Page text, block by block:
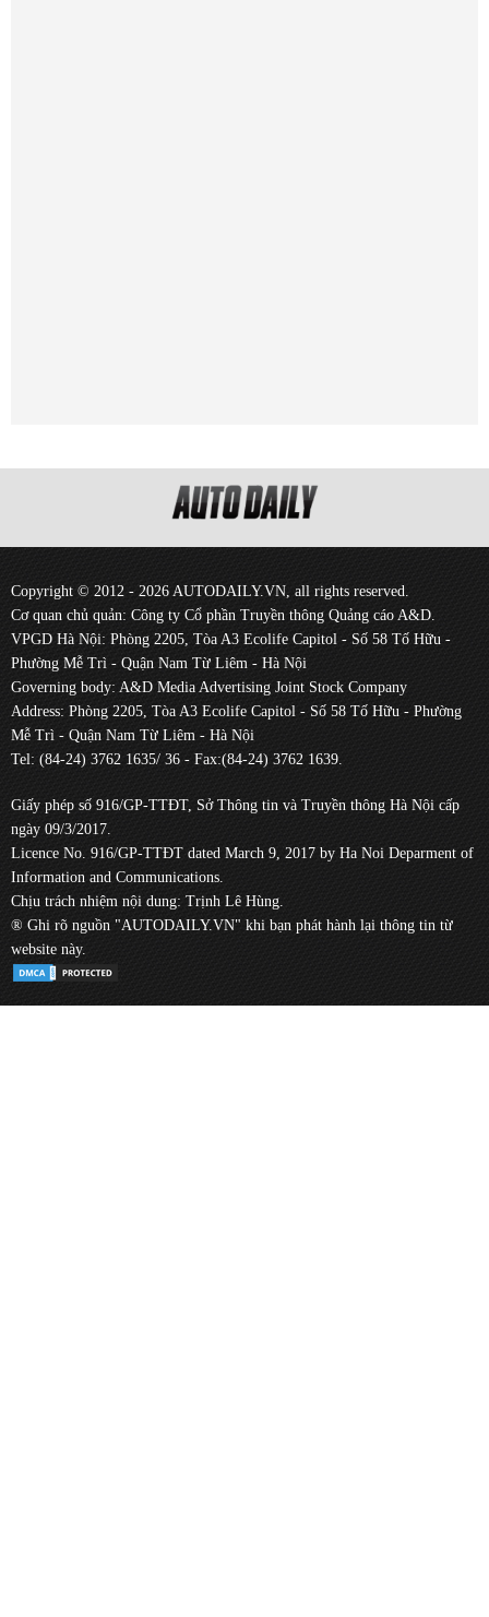
Copyright © 2012 - 2026 AUTODAILY.VN, all rights reserved.
Cơ quan chủ quản: Công ty Cổ phần Truyền thông Quảng cáo A&D.
VPGD Hà Nội: Phòng 2205, Tòa A3 Ecolife Capitol - Số 58 Tố Hữu -
Phường Mễ Trì - Quận Nam Từ Liêm - Hà Nội
Governing body: A&D Media Advertising Joint Stock Company
Address: Phòng 2205, Tòa A3 Ecolife Capitol - Số 58 Tố Hữu - Phường
Mễ Trì - Quận Nam Từ Liêm - Hà Nội
Tel: (84-24) 3762 1635/ 36 - Fax:(84-24) 3762 1639.
Giấy phép số 916/GP-TTĐT, Sở Thông tin và Truyền thông Hà Nội cấp
ngày 09/3/2017.
Licence No. 916/GP-TTĐT dated March 9, 2017 by Ha Noi Deparment of
Information and Communications.
Chịu trách nhiệm nội dung: Trịnh Lê Hùng.
® Ghi rõ nguồn "AUTODAILY.VN" khi bạn phát hành lại thông tin từ
website này.